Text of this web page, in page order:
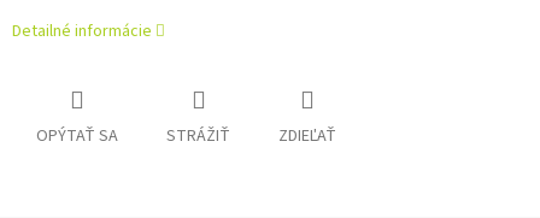
Detailné informácie
OPÝTAŤ SA STRÁŽIŤ ZDIEĽAŤ